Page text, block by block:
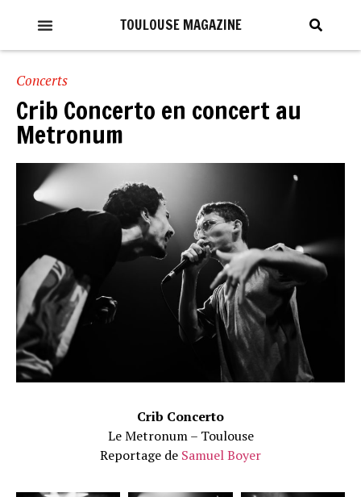
TOULOUSE MAGAZINE
Concerts
Crib Concerto en concert au
Metronum
Crib Concerto
Le Metronum – Toulouse
Reportage de Samuel Boyer